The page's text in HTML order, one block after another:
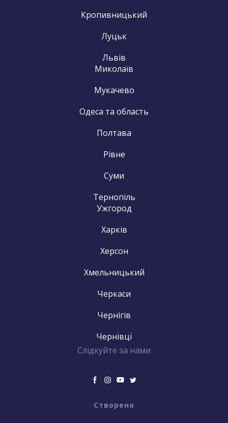
Кропивницький
Луцьк
Львів
Миколаїв
Мукачево
Одеса та область
Полтава
Рівне
Суми
Тернопіль
Ужгород
Харків
Херсон
Хмельницький
Черкаси
Чернігів
Чернівці
Слідкуйте за нами
Створено